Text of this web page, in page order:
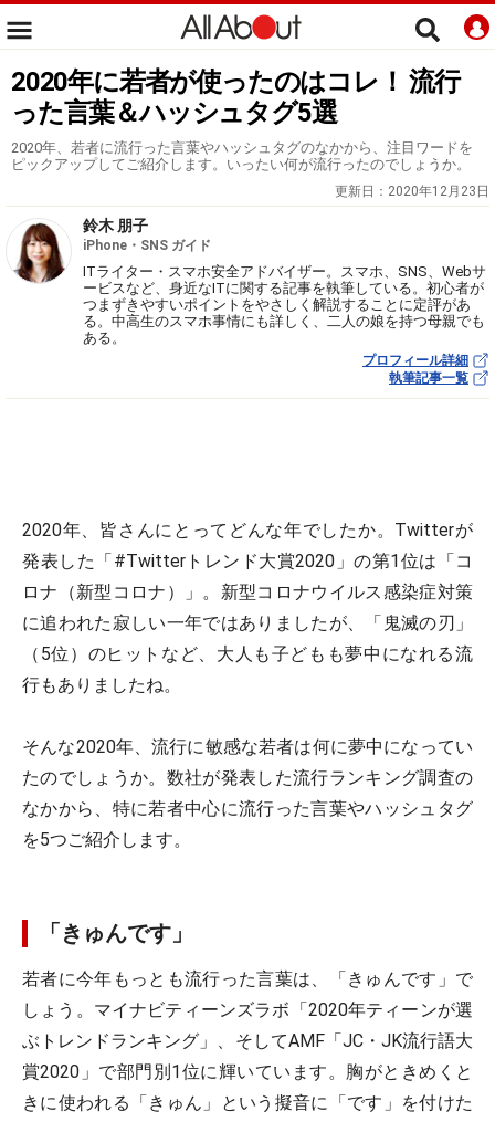
2020年に若者が使ったのはコレ！ 流行
った言葉＆ハッシュタグ5選
2020年、若者に流行った言葉やハッシュタグのなかから、注目ワードを
ピックアップしてご紹介します。いったい何が流行ったのでしょうか。
更新日： 2020年12月23日
鈴木 朋子
iPhone・SNS ガイド
ITライター・スマホ安全アドバイザー。スマホ、SNS、Webサ
ービスなど、身近なITに関する記事を執筆している。初心者が
つまずきやすいポイントをやさしく解説することに定評があ
る。中高生のスマホ事情にも詳しく、二人の娘を持つ母親でも
ある。
プロフィール詳細
執筆記事一覧
2020年、皆さんにとってどんな年でしたか。Twitterが
発表した「#Twitterトレンド大賞2020」の第1位は「コ
ロナ（新型コロナ）」。新型コロナウイルス感染症対策
に追われた寂しい一年ではありましたが、「鬼滅の刃」
（5位）のヒットなど、大人も子どもも夢中になれる流
行もありましたね。
そんな2020年、流行に敏感な若者は何に夢中になってい
たのでしょうか。数社が発表した流行ランキング調査の
なかから、特に若者中心に流行った言葉やハッシュタグ
を5つご紹介します。
「きゅんです」
若者に今年もっとも流行った言葉は、「きゅんです」で
しょう。マイナビティーンズラボ「2020年ティーンが選
ぶトレンドランキング」、そしてAMF「JC・JK流行語大
賞2020」で部門別1位に輝いています。胸がときめくと
きに使われる「きゅん」という擬音に「です」を付けた